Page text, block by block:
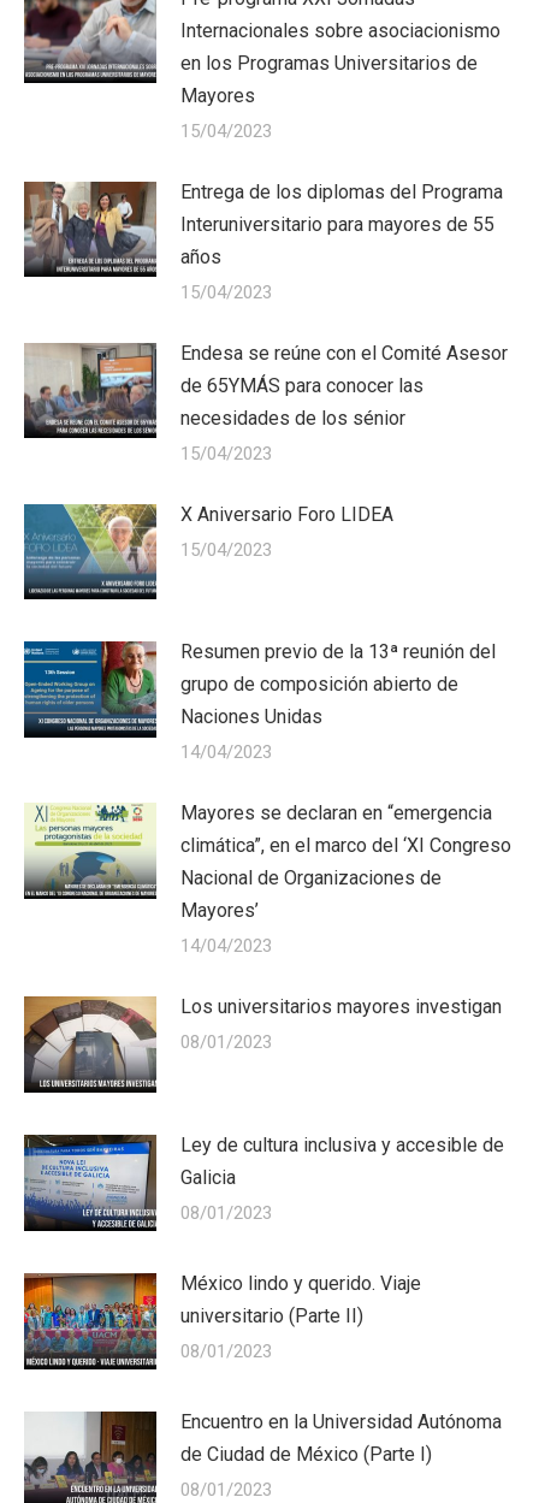
Internacionales sobre asociacionismo
en los Programas Universitarios de
Mayores
15/04/2023
Entrega de los diplomas del Programa
Interuniversitario para mayores de 55
años
15/04/2023
Endesa se reúne con el Comité Asesor
de 65YMÁS para conocer las
necesidades de los sénior
15/04/2023
X Aniversario Foro LIDEA
15/04/2023
Resumen previo de la 13ª reunión del
grupo de composición abierto de
Naciones Unidas
14/04/2023
Mayores se declaran en “emergencia
climática”, en el marco del ‘XI Congreso
Nacional de Organizaciones de
Mayores’
14/04/2023
Los universitarios mayores investigan
08/01/2023
Ley de cultura inclusiva y accesible de
Galicia
08/01/2023
México lindo y querido. Viaje
universitario (Parte II)
08/01/2023
Encuentro en la Universidad Autónoma
de Ciudad de México (Parte I)
08/01/2023